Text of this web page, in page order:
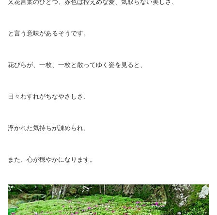
又花言葉のひとつ、赤色は控えめな愛、気取らない美しさ、
と言う意味があるそうです。
花びらが、一枚、一枚と散ってゆく 姿を見ると、
日々わすれがちなやさしさ、
浮かれた気持ちが諌められ、
また、心が穏やかになります。